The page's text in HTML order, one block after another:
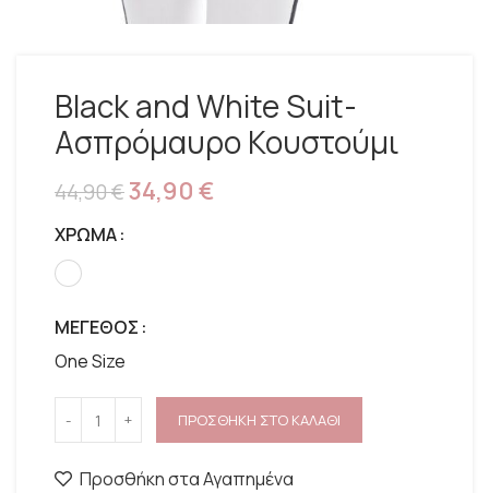
Black and White Suit-
Ασπρόμαυρο Κουστούμι
44,90€34,90 €
ΧΡΩΜΑ
ΜΕΓΕΘΟΣ
One Size
ΠΡΟΣΘΗΚΗ ΣΤΟ ΚΑΛΑΘΙ
Προσθήκη στα Αγαπημένα